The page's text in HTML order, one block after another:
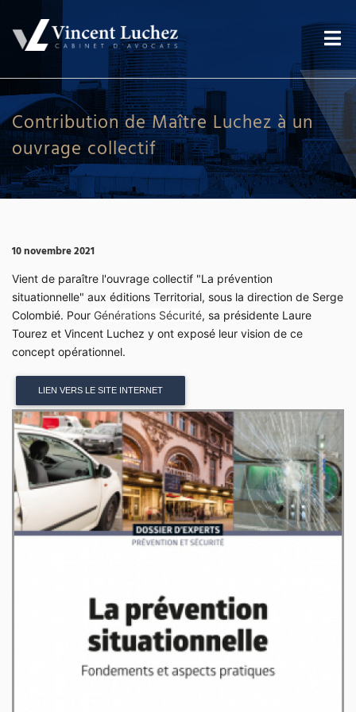
Contribution de Maître Luchez à un
ouvrage collectif
10 novembre 2021
Vient de paraître l'ouvrage collectif "La prévention
situationnelle" aux éditions Territorial, sous la direction de Serge
Colombié. Pour Générations Sécurité, sa présidente Laure
Tourez et Vincent Luchez y ont exposé leur vision de ce
concept opérationnel.
LIEN VERS LE SITE INTERNET